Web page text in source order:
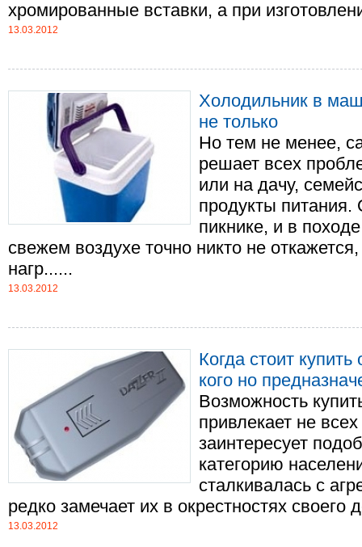
хромированные вставки, а при
13.03.2012
Холодильник в
не только
Но тем не менее,
решает всех
или на дачу,
продукты
пикнике, и в
свежем воздухе точно никто не
нагр......
13.03.2012
Когда стоит
кого но
Возможность
привлекает не
заинтересует
категорию
сталкивалась с
редко замечает их в окрестностях
13.03.2012